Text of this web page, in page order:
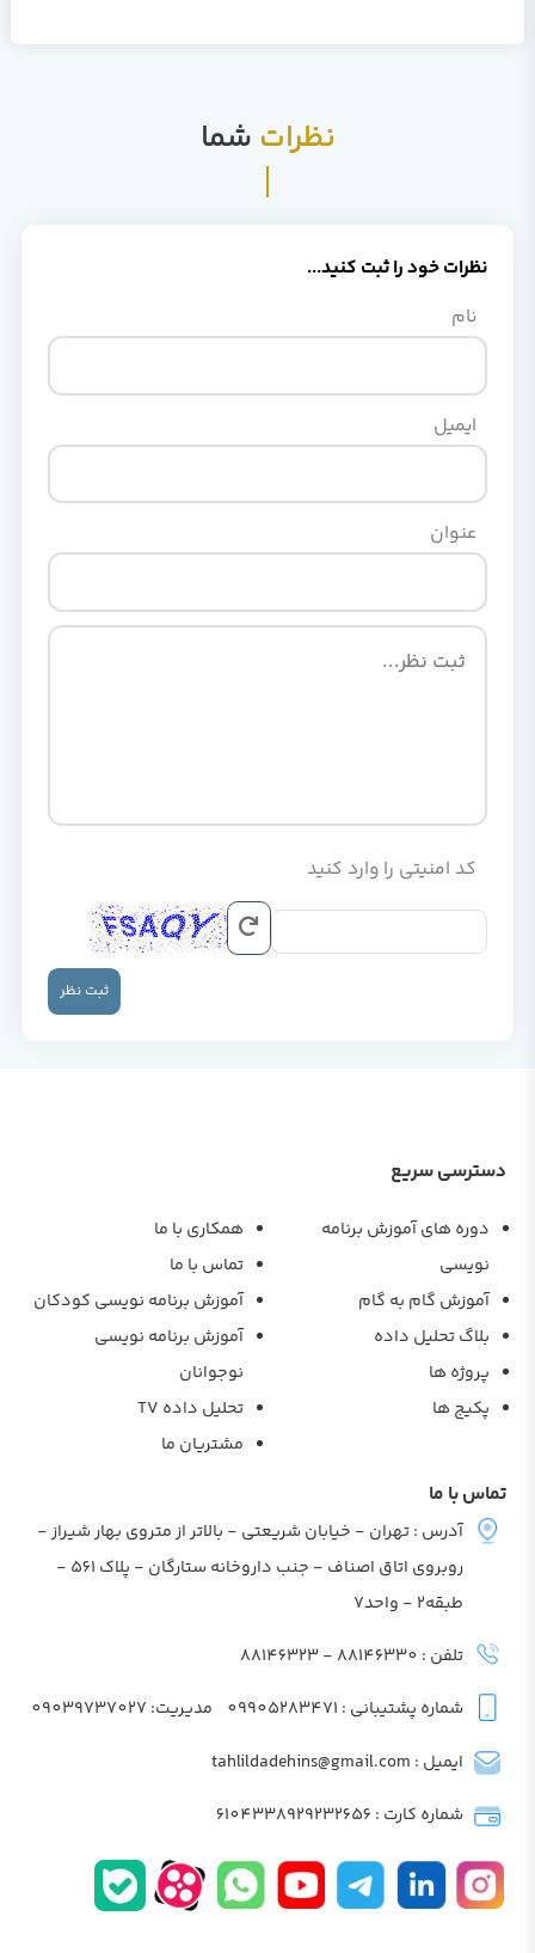
نظرات شما
نظرات خود را ثبت کنید...
نام
ایمیل
عنوان
کد امنیتی را وارد کنید
ثبت نظر
دسترسی سریع
دوره های آموزش برنامه
نویسی
آموزش گام به گام
بلاگ تحلیل داده
پروژه ها
پکیج ها
همکاری با ما
تماس با ما
آموزش برنامه نویسی کودکان
آموزش برنامه نویسی
نوجوانان
تحلیل داده TV
مشتریان ما
تماس با ما
آدرس : تهران - خیابان شریعتی - بالاتر از متروی بهار شیراز -
روبروی اتاق اصناف - جنب داروخانه ستارگان - پلاک 561 -
طبقه2 - واحد7
تلفن : 88146330 - 88146323
شماره پشتیبانی : 09905283471 مدیریت: 09039737027
ایمیل : tahlildadehins@gmail.com
شماره کارت : 6104338929232656